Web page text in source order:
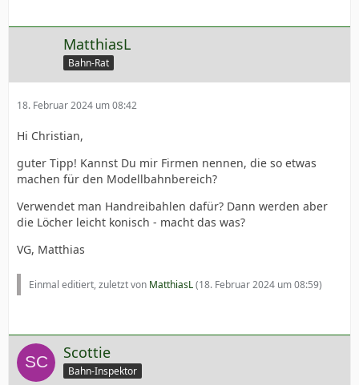
MatthiasL
Bahn-Rat
18. Februar 2024 um 08:42
Hi Christian,
guter Tipp! Kannst Du mir Firmen nennen, die so etwas
machen für den Modellbahnbereich?
Verwendet man Handreibahlen dafür? Dann werden aber
die Löcher leicht konisch - macht das was?
VG, Matthias
Einmal editiert, zuletzt von MatthiasL(18. Februar 2024 um 08:59)
Scottie
Bahn-Inspektor